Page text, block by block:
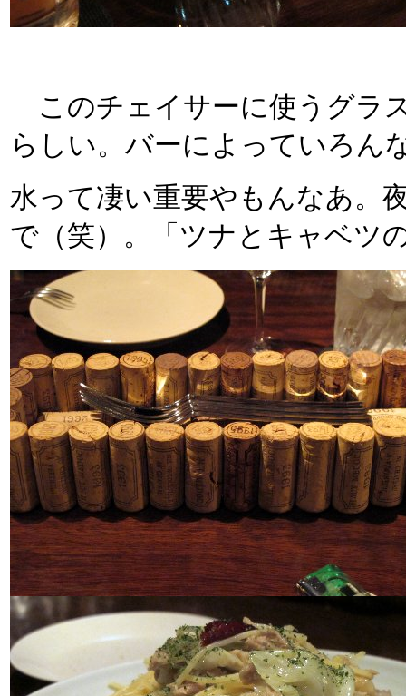
このチェイサーに使うグラ
らしい。バーによっていろん
水って凄い重要やもんなあ。
で（笑）。「ツナとキャベツ